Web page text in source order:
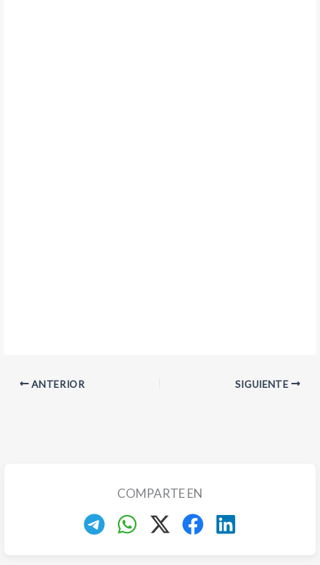
ANTERIOR SIGUIENTE
COMPARTE EN